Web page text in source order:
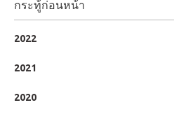
กระทู้ก่อนหน้า
2022
May
2021
2020